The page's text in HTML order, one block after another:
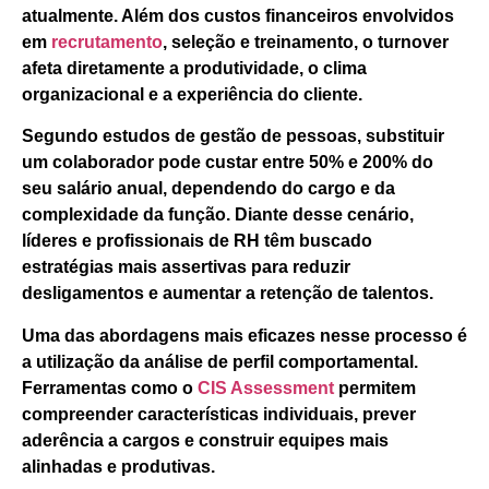
atualmente. Além dos custos financeiros envolvidos
em recrutamento, seleção e treinamento, o turnover
afeta diretamente a produtividade, o clima
organizacional e a experiência do cliente.
Segundo estudos de gestão de pessoas, substituir
um colaborador pode custar entre 50% e 200% do
seu salário anual, dependendo do cargo e da
complexidade da função. Diante desse cenário,
líderes e profissionais de RH têm buscado
estratégias mais assertivas para reduzir
desligamentos e aumentar a retenção de talentos.
Uma das abordagens mais eficazes nesse processo é
a utilização da análise de perfil comportamental.
Ferramentas como o CIS Assessment permitem
compreender características individuais, prever
aderência a cargos e construir equipes mais
alinhadas e produtivas.